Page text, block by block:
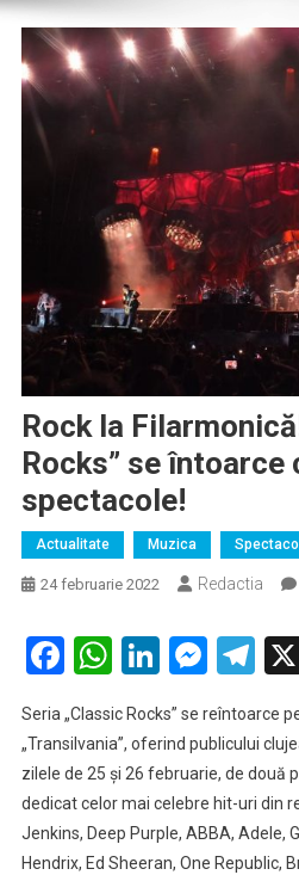
Rock la
Rocks” se întoarce
spectacole!
Actualitate Muzica Spectacol
24 februarie 2022 Redactia
Facebook
WhatsApp
LinkedIn
Seria „Classic Rocks” se reîntoarce
„Transilvania”, oferind publicului
zilele de 25 și 26 februarie, de două
dedicat celor mai celebre hit-uri din
Jenkins, Deep Purple, ABBA, Adele,
Hendrix, Ed Sheeran, One Republic,